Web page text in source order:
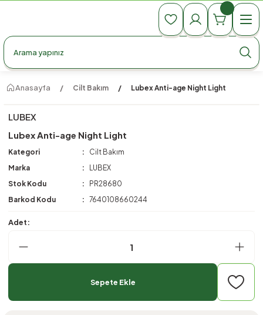
990 TL Üzeri Ücretsiz Kargo
990 TL Üzeri Ücretsiz Kargo
Anasayfa Cilt Bakım Lubex Anti-age Night Light
LUBEX
Lubex Anti-age Night Light
Kategori
Cilt Bakım
Marka
LUBEX
Stok Kodu
PR28680
Barkod Kodu
7640108660244
Adet:
Sepete Ekle